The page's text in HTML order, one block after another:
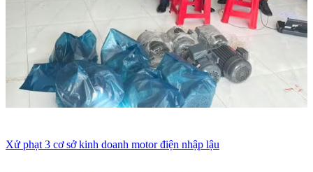
Xử phạt 3 cơ sở kinh doanh motor điện nhập lậu